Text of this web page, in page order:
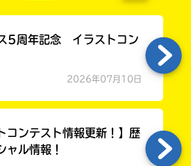
ス5周年記念 イラストコン
2026年07月10日
ンテスト情報更新！】歴
ャル情報！